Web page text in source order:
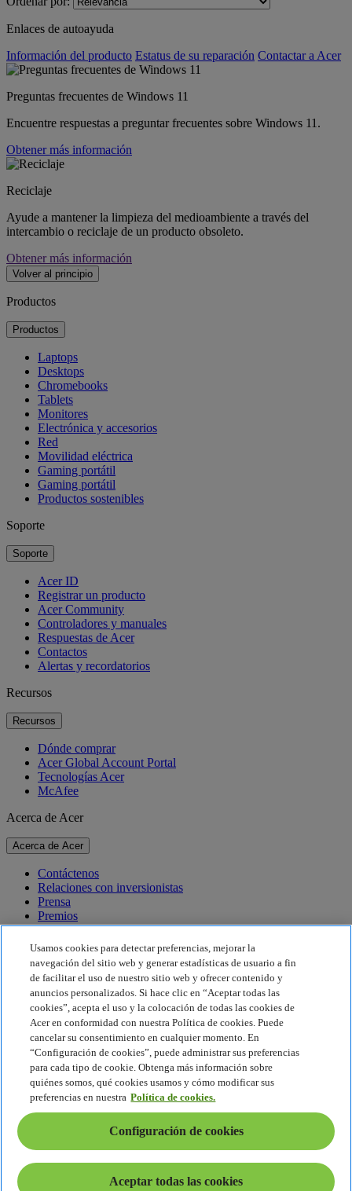
Enlaces de autoayuda
Información del producto Estatus de su reparación Contactar a Acer
Preguntas frecuentes de Windows 11
Encuentre respuestas a preguntar frecuentes sobre Windows 11.
Obtener más información
Reciclaje
Ayude a mantener la limpieza del medioambiente a través del
intercambio o reciclaje de un producto obsoleto.
Obtener más información
Volver al principio
Productos
Productos
Laptops
Desktops
Chromebooks
Tablets
Monitores
Electrónica y accesorios
Red
Movilidad eléctrica
Gaming portátil
Gaming portátil
Productos sostenibles
Soporte
Soporte
Acer ID
Registrar un producto
Acer Community
Controladores y manuales
Respuestas de Acer
Contactos
Alertas y recordatorios
Recursos
Recursos
Dónde comprar
Acer Global Account Portal
Tecnologías Acer
McAfee
Acerca de Acer
Acerca de Acer
Contáctenos
Relaciones con inversionistas
Prensa
Premios
Eventos
Sostenibilidad
Sostenibilidad
Responsabilidad social corporativa
Huella de carbono del producto
Proyecto Humanity
Earthion
Política de privacidad
Política de cookies
Aviso legal
Información legal adicional
Política de accesibilidad
Configuración de cookies
América Latina - Español
Usamos cookies para detectar preferencias, mejorar la
navegación del sitio web y generar estadísticas de usuario a fin
de facilitar el uso de nuestro sitio web y ofrecer contenido y
anuncios personalizados. Si hace clic en “Aceptar todas las
cookies”, acepta el uso y la colocación de todas las cookies de
Acer en conformidad con nuestra Política de cookies. Puede
cancelar su consentimiento en cualquier momento. En
“Configuración de cookies”, puede administrar sus preferencias
para cada tipo de cookie. Obtenga más información sobre
quiénes somos, qué cookies usamos y cómo modificar sus
preferencias en nuestra Política de cookies.
Configuración de cookies
Aceptar todas las cookies